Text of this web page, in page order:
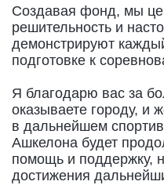
Создавая фонд, мы
решительность и
демонстрируют
подготовке к
Я благодарю вас за
оказываете городу, и
в дальнейшем
Ашкелона будет
помощь и поддержку,
достижения